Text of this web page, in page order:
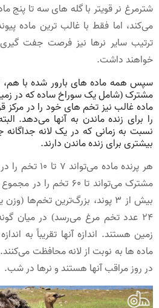
شترمرغ نر قویتر با گله های سه تا
می‌کند، اما فقط با غالب ترین ماده
ترتیب سایر نرها نیز فرصت جفت گیری
خواهند داشت.
سپس همه ماده های بارور شده با هم،
مشترک (شامل یک سوراخ ساده که در
ماده غالب نیز تخم های خود را در
را برای زنده ماندن به آنها می‌دهد.
نسبت به زمانی که در یک لانه
بیشتری برای زنده ماندن دارند.
هر پرنده ماده
مشترک می‌تواند تا 60
بیش از 3 پوند، بزرگ‌ترین
24 عدد تخم مرغ می‌رسد) در میان
زمین هستند. اندازه آنها تقریباً به
ماده ها به نوبت از لانه محافظت
در روز مراقب آنها هستند و نرها در شب.